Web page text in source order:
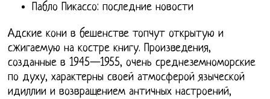
Пабло Пикассо: последние новости
Адские кони в бешенстве топчут открытую и
сжигаемую на костре книгу. Произведения,
созданные в 1945—1955, очень среднеземноморские
по духу, характерны своей атмосферой языческой
идиллии и возвращением античных настроений,